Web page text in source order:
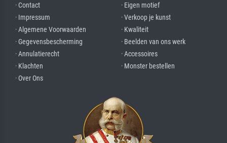
· Contact
· Impressum
· Algemene Voorwaarden
· Gegevensbescherming
· Annulatierecht
· Klachten
· Over Ons
· Eigen motief
· Verkoop je kunst
· Kwaliteit
· Beelden van ons werk
· Accessoires
· Monster bestellen